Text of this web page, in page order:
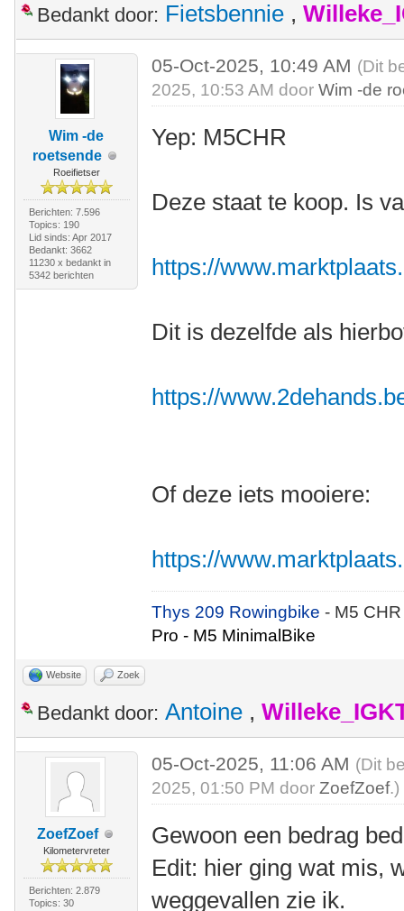
Bedankt door: Fietsbennie ,
Wim -de
roetsende
Roeifietser
Berichten: 7.596
Topics: 190
Lid sinds: Apr 2017
Bedankt: 3662
11230 x bedankt in
5342 berichten
05-Oct-2025, 10:49 AM (Dit
2025, 10:53 AM doorWim -de
Yep: M5CHR
Deze staat te koop. Is
https://
Dit is dezelfde als
https://
Of deze iets mooiere:
https://
Thys 209 Rowingbike- M5
Pro - M5 MinimalBike
Website Zoek
Bedankt door: Antoine ,
ZoefZoef
Kilometervreter
Berichten: 2.879
Topics: 30
05-Oct-2025, 11:06 AM (Dit
2025, 01:50 PM doorZoefZoef.)
Gewoon een bedrag
Edit: hier ging wat mis,
weggevallen zie ik.